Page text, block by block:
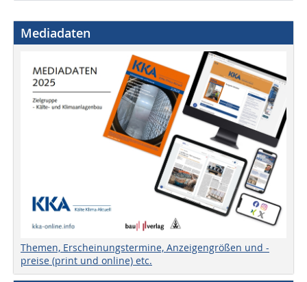
Mediadaten
Themen, Erscheinungstermine, Anzeigengrößen und -
preise (print und online) etc.